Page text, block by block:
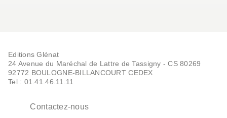
Editions Glénat
24 Avenue du Maréchal de Lattre de Tassigny - CS 80269
92772 BOULOGNE-BILLANCOURT CEDEX
Tel : 01.41.46.11.11
Contactez-nous